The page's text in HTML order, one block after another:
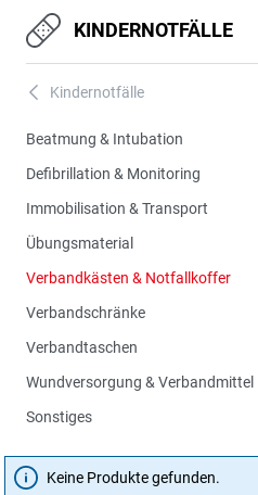
KINDERNOTFÄLLE
A Kindernotfälle
Beatmung & Intubation
Defibrillation & Monitoring
Immobilisation & Transport
Übungsmaterial
Verbandkästen & Notfallkoffer
Verbandschränke
Verbandtaschen
Wundversorgung & Verbandmittel
Sonstiges
Keine Produkte gefunden.